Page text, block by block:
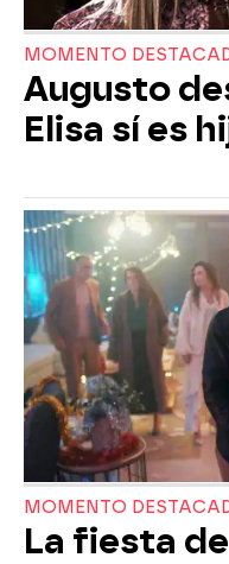
MOMENTO
Augusto
Elisa sí es
MOMENTO
La fiesta